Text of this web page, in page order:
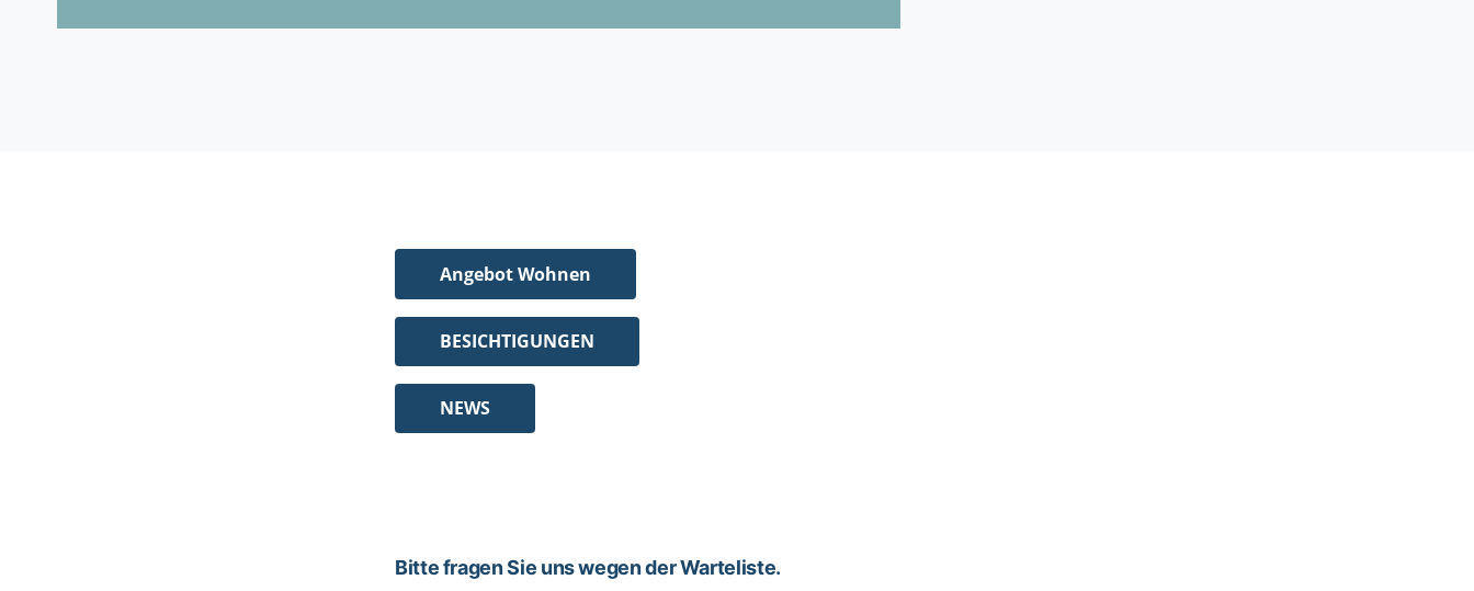
Angebot Wohnen
BESICHTIGUNGEN
NEWS
Bitte fragen Sie uns wegen der Warteliste.